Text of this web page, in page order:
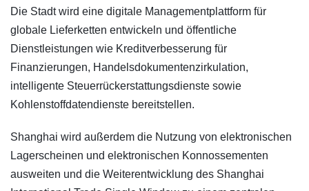
Die Stadt wird eine digitale Managementplattform für
globale Lieferketten entwickeln und öffentliche
Dienstleistungen wie Kreditverbesserung für
Finanzierungen, Handelsdokumentenzirkulation,
intelligente Steuerrückerstattungsdienste sowie
Kohlenstoffdatendienste bereitstellen.
Shanghai wird außerdem die Nutzung von elektronischen
Lagerscheinen und elektronischen Konnossementen
ausweiten und die Weiterentwicklung des Shanghai